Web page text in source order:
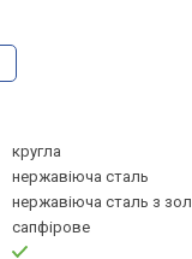
кругла
нержавіюча сталь
нержавіюча сталь з
сапфірове